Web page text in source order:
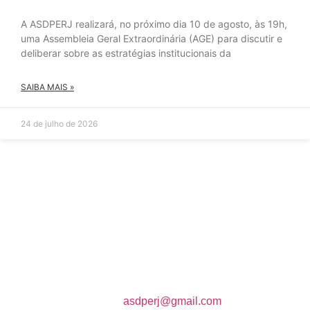
A ASDPERJ realizará, no próximo dia 10 de agosto, às 19h,
uma Assembleia Geral Extraordinária (AGE) para discutir e
deliberar sobre as estratégias institucionais da
SAIBA MAIS »
24 de julho de 2026
asdperj@gmail.com